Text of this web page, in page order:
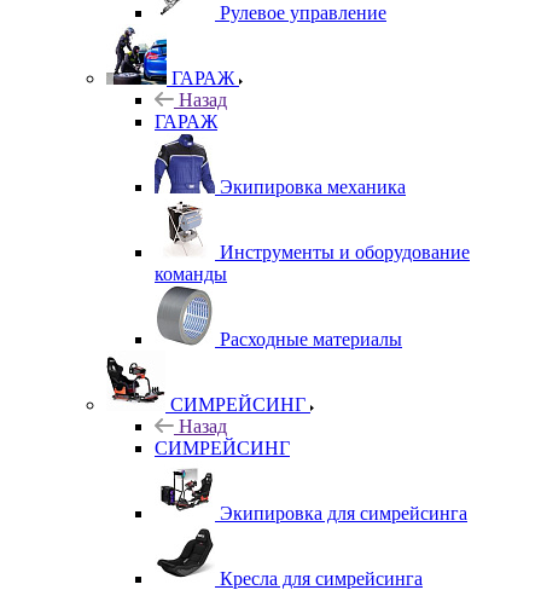
Рулевое управление
ГАРАЖ
Назад
ГАРАЖ
Экипировка механика
Инструменты и оборудование
команды
Расходные материалы
СИМРЕЙСИНГ
Назад
СИМРЕЙСИНГ
Экипировка для симрейсинга
Кресла для симрейсинга